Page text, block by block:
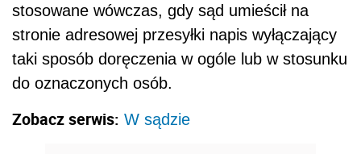
stosowane wówczas, gdy sąd umieścił na
stronie adresowej przesyłki napis wyłączający
taki sposób doręczenia w ogóle lub w stosunku
do oznaczonych osób.
Zobacz serwis: W sądzie